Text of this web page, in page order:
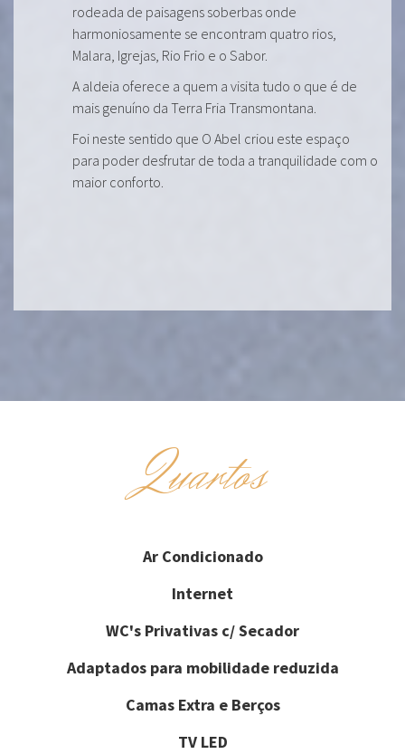
rodeada de paisagens soberbas onde
harmoniosamente se encontram quatro rios,
Malara, Igrejas, Rio Frio e o Sabor.
A aldeia oferece a quem a visita tudo o que é de
mais genuíno da Terra Fria Transmontana.
Foi neste sentido que O Abel criou este espaço
para poder desfrutar de toda a tranquilidade com o
maior conforto.
Quartos
Ar Condicionado
Internet
WC's Privativas c/ Secador
Adaptados para mobilidade reduzida
Camas Extra e Berços
TV LED